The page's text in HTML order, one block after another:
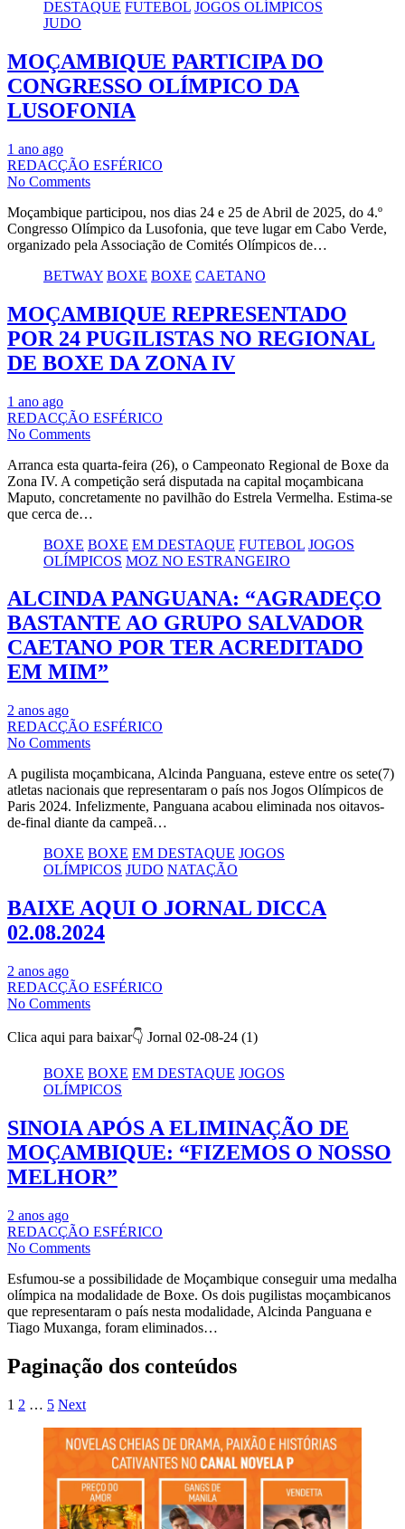
DESTAQUE FUTEBOL JOGOS OLÍMPICOS
JUDO
MOÇAMBIQUE PARTICIPA DO
CONGRESSO OLÍMPICO DA
LUSOFONIA
1 ano ago
REDACÇÃO ESFÉRICO
No Comments
Moçambique participou, nos dias 24 e 25 de Abril de 2025, do 4.º
Congresso Olímpico da Lusofonia, que teve lugar em Cabo Verde,
organizado pela Associação de Comités Olímpicos de…
BETWAY BOXE BOXE CAETANO
MOÇAMBIQUE REPRESENTADO
POR 24 PUGILISTAS NO REGIONAL
DE BOXE DA ZONA IV
1 ano ago
REDACÇÃO ESFÉRICO
No Comments
Arranca esta quarta-feira (26), o Campeonato Regional de Boxe da
Zona IV. A competição será disputada na capital moçambicana
Maputo, concretamente no pavilhão do Estrela Vermelha. Estima-se
que cerca de…
BOXE BOXE EM DESTAQUE FUTEBOL JOGOS
OLÍMPICOS MOZ NO ESTRANGEIRO
ALCINDA PANGUANA: “AGRADEÇO
BASTANTE AO GRUPO SALVADOR
CAETANO POR TER ACREDITADO
EM MIM”
2 anos ago
REDACÇÃO ESFÉRICO
No Comments
A pugilista moçambicana, Alcinda Panguana, esteve entre os sete(7)
atletas nacionais que representaram o país nos Jogos Olímpicos de
Paris 2024. Infelizmente, Panguana acabou eliminada nos oitavos-
de-final diante da campeã…
BOXE BOXE EM DESTAQUE JOGOS
OLÍMPICOS JUDO NATAÇÃO
BAIXE AQUI O JORNAL DICCA
02.08.2024
2 anos ago
REDACÇÃO ESFÉRICO
No Comments
Clica aqui para baixar👇 Jornal 02-08-24 (1)
BOXE BOXE EM DESTAQUE JOGOS
OLÍMPICOS
SINOIA APÓS A ELIMINAÇÃO DE
MOÇAMBIQUE: “FIZEMOS O NOSSO
MELHOR”
2 anos ago
REDACÇÃO ESFÉRICO
No Comments
Esfumou-se a possibilidade de Moçambique conseguir uma medalha
olímpica na modalidade de Boxe. Os dois pugilistas moçambicanos
que representaram o país nesta modalidade, Alcinda Panguana e
Tiago Muxanga, foram eliminados…
Paginação dos conteúdos
1 2 … 5 Next